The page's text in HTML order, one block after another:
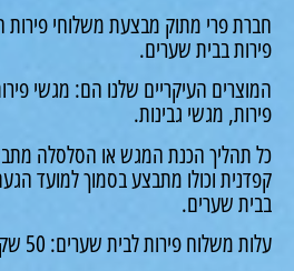
פרי מתוק מבצעת משלוחי פירות
בבית שערים.
העיקריים שלנו הם: מגשי פירות,
מגשי גבינות.
הכנת המגש או הסלסלה מתבצע
וכולו מתבצע בסמוך למועד הגעת
שערים.
משלוח פירות לבית שערים: 50 שקלים